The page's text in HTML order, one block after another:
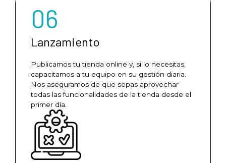
06
Lanzamiento
Publicamos tu tienda online y, si lo necesitas,
capacitamos a tu equipo en su gestión diaria.
Nos aseguramos de que sepas aprovechar
todas las funcionalidades de la tienda desde el
primer día.